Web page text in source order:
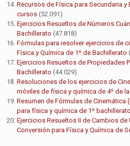
Recursos de Física para Secundaria
cursos (52.091)
Ejercicios Resueltos de Números
Bachillerato (47.818)
Fórmulas para resolver ejercicios de
Física y Química de 1º de Bachillerato
Ejercicios Resueltos de Propiedades
Bachillerato (44.029)
Resoluciones de los ejercicios de
móviles de física y química de 4º de la
Resumen de Fórmulas de Cinemática
para física y química de 1º bachillerato
Ejercicios Resueltos II de Cambios
Conversión para Física y Química de